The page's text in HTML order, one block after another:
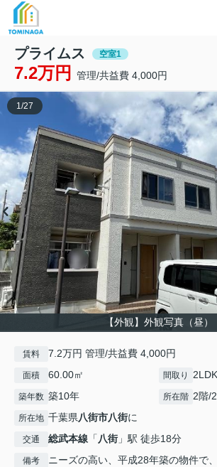
プライムス 空室1
7.2万円 管理/共益費 4,000円
【外観】外観写真（昼）
1/27
賃料 7.2万円 管理/共益費 4,000円
面積 60.00㎡ 間取り 2LDK
築年数 築10年 所在階 2階/
所在地 千葉県八街市八街に
交通 総武本線 「八街」駅 徒歩18分
備考
ニーズの高い、平成28年築の物件で